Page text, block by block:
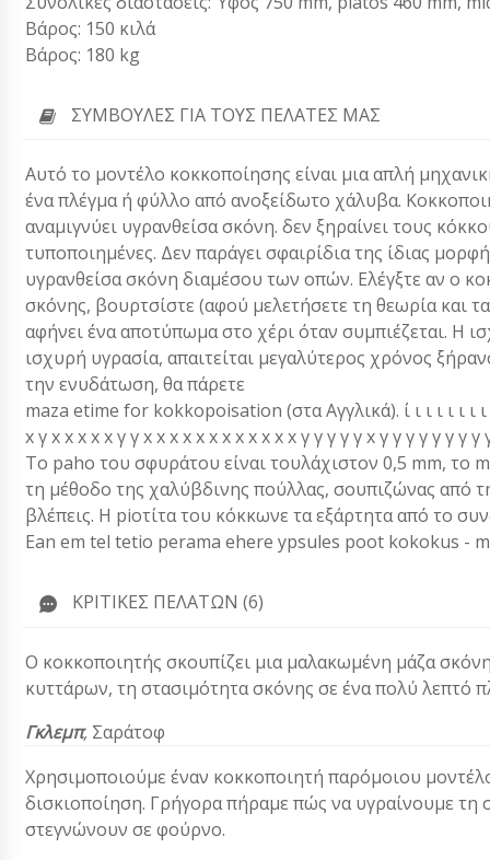
Βάρος: 150 κιλά
Βάρος: 180 kg
ΣΥΜΒΟΥΛΈΣ ΓΙΑ ΤΟΥΣ ΠΕΛΆΤΕΣ ΜΑΣ
Αυτό το μοντέλο κοκκοποίησης είναι μια απλή
ένα πλέγμα ή φύλλο από ανοξείδωτο χάλυβα.
αναμιγνύει υγρανθείσα σκόνη. δεν ξηραίνει τους
τυποποιημένες. Δεν παράγει σφαιρίδια της ίδιας
υγρανθείσα σκόνη διαμέσου των οπών. Ελέγξτε αν ο
σκόνης, βουρτσίστε (αφού μελετήσετε τη θεωρία και
αφήνει ένα αποτύπωμα στο χέρι όταν συμπιέζεται. Η
ισχυρή υγρασία, απαιτείται μεγαλύτερος χρόνος
την ενυδάτωση, θα πάρετε
maza etime for kokkopoisation (στα Αγγλικά). ί ι ι ι ι ι ι
x γ x x x x x γ γ x x x x x x x x x x x x γ γ γ γ γ x γ γ γ γ γ γ γ γ
Το paho του σφυράτου είναι τουλάχιστον 0,5 mm, το
τη μέθοδο της χαλύβδινης πούλλας, σουπιζώνας από
βλέπεις. Η piοτίτα του κόκκωνε τα εξάρτητα από το
Ean em tel tetio perama ehere ypsules poot kokokus -
ΚΡΙΤΙΚΈΣ ΠΕΛΑΤΏΝ (6)
Ο κοκκοποιητής σκουπίζει μια μαλακωμένη μάζα
κυττάρων, τη στασιμότητα σκόνης σε ένα πολύ λεπτό
Γκλεμπ, Σαράτοφ
Χρησιμοποιούμε έναν κοκκοποιητή παρόμοιου
δισκιοποίηση. Γρήγορα πήραμε πώς να υγραίνουμε
στεγνώνουν σε φούρνο.